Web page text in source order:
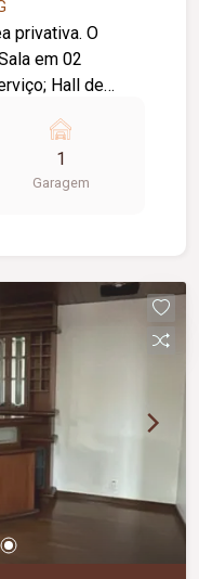
privativa. O
em 02
Hall de
e serviços da
1
Garagem